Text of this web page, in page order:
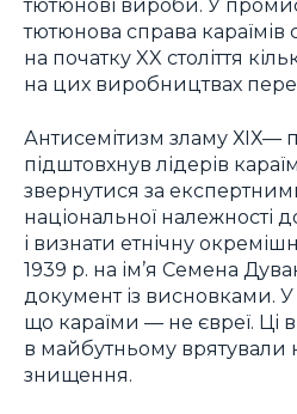
тютюнові вироби. У
тютюнова справа караїмів
на початку XX століття
на цих виробництвах
Антисемітизм зламу ХІХ—
підштовхнув лідерів
звернутися за
національної належності
і визнати етнічну
1939 р. на ім’я Семена
документ із висновками.
що караїми — не євреї. Ці
в майбутньому врятували
знищення.